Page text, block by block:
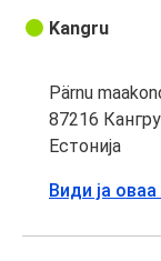
Kangru
Pärnu
87216 Кангру
Естонија
Види ја